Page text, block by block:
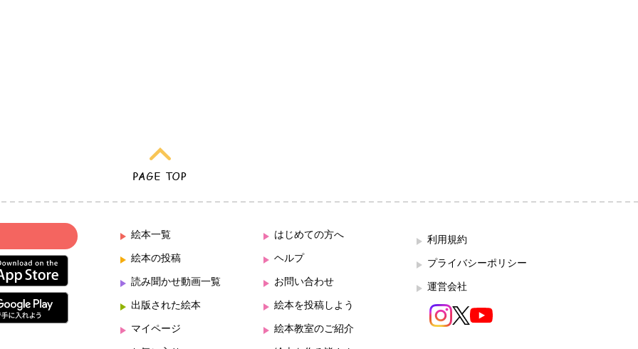
絵本一覧
絵本の投稿
読み聞かせ動画一覧
出版された絵本
マイページ
はじめての方へ
ヘルプ
お問い合わせ
絵本を投稿しよう
絵本教室のご紹介
利用規約
プライバシーポリシー
運営会社